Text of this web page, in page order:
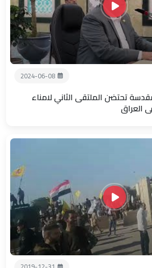
2024-06-08
تحتضن الملتقى الثاني لامناء
العراق